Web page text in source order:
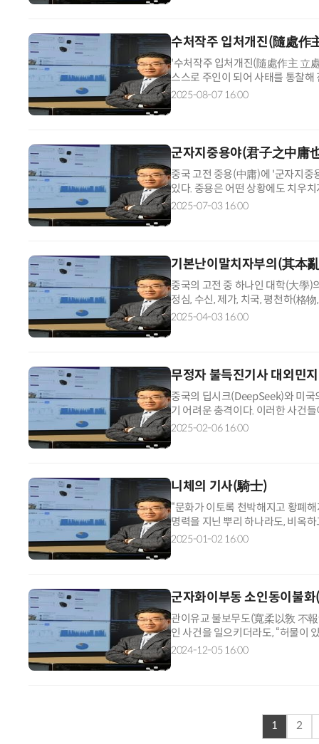
수처작주 입처개진(隨處作
'수처작주 입처개진(隨處作主 立
스스로 주인이 되어 사태를 통찰
라는 깊은 의미를 담고 있다. '인공
2025-08-07 16:00
군자지중용야(君子之中庸
중국 고전 중용(中庸)에 '군자지
있다. 중용은 어떤 상황에도 치우
운 삶의 태도이자 덕목을 의미한
2025-07-03 16:00
기본난이말치자부의(其本
중국의 고전 중 하나인 대학(大學)
정심, 수신, 제가, 치국, 평천하(格
하'라는 단어는 뒤에 '천하평(天下
2025-04-03 16:00
무정자 불득진기사 대외민
중국의 딥시크(DeepSeek)와 미국
기 어려운 충격이다. 이러한 사건
되어 있음을 감안할 때, 이렇게 복
2025-02-06 16:00
니체의 기사(騎士)
“문화가 이토록 천박해지고 황폐
명력을 지닌 뿌리 하나라도, 비옥
도처에는 먼지와 모래뿐이니 모든
2025-01-02 16:00
군자화이부동 소인동이불
관이유교 불보무도(寬柔以敎 不
인 사건을 일으키더라도, “허물이
부족한 점을 가르치는 것”을 말한
2024-12-05 16:00
1 2